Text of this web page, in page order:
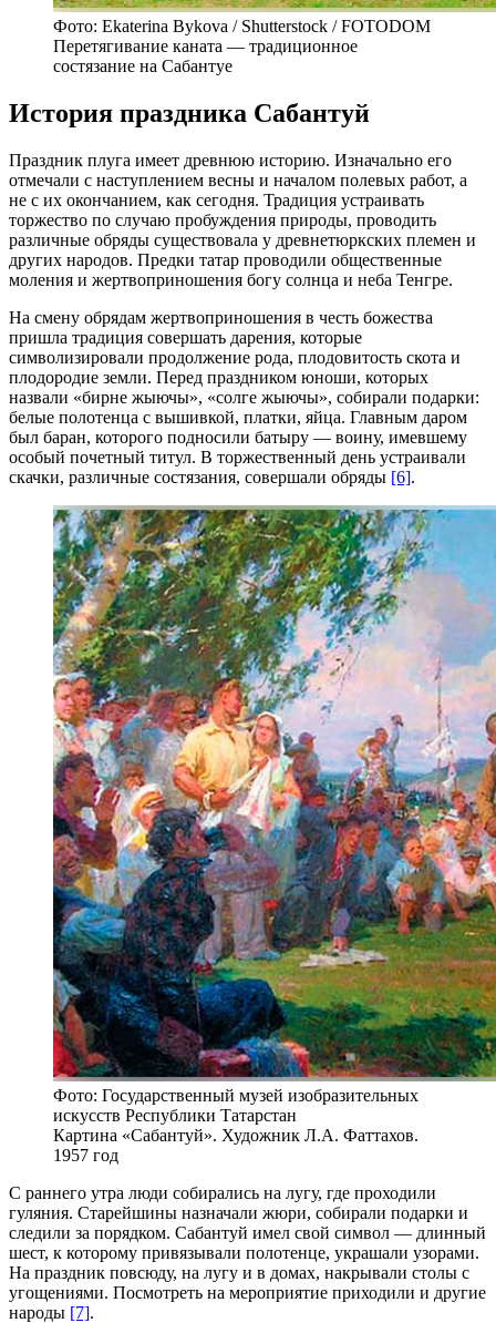
Фото: Ekaterina Bykova / Shutterstock / FOTODOM
Перетягивание каната — традиционное
состязание на Сабантуе
История праздника Сабантуй
Праздник плуга имеет древнюю историю. Изначально его
отмечали с наступлением весны и началом полевых работ, а
не с их окончанием, как сегодня. Традиция устраивать
торжество по случаю пробуждения природы, проводить
различные обряды существовала у древнетюркских племен и
других народов. Предки татар проводили общественные
моления и жертвоприношения богу солнца и неба Тенгре.
На смену обрядам жертвоприношения в честь божества
пришла традиция совершать дарения, которые
символизировали продолжение рода, плодовитость скота и
плодородие земли. Перед праздником юноши, которых
назвали «бирне жыючы», «солге жыючы», собирали подарки:
белые полотенца с вышивкой, платки, яйца. Главным даром
был баран, которого подносили батыру — воину, имевшему
особый почетный титул. В торжественный день устраивали
скачки, различные состязания, совершали обряды [6].
Фото: Государственный музей изобразительных
искусств Республики Татарстан
Картина «Сабантуй». Художник Л.А. Фаттахов.
1957 год
С раннего утра люди собирались на лугу, где проходили
гуляния. Старейшины назначали жюри, собирали подарки и
следили за порядком. Сабантуй имел свой символ — длинный
шест, к которому привязывали полотенце, украшали узорами.
На праздник повсюду, на лугу и в домах, накрывали столы с
угощениями. Посмотреть на мероприятие приходили и другие
народы [7].